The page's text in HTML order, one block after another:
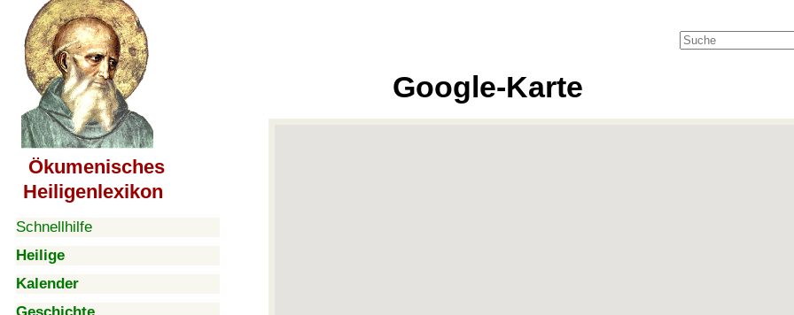
Ökumenisches
Heiligenlexikon
Schnellhilfe
Heilige
Kalender
Google-Karte